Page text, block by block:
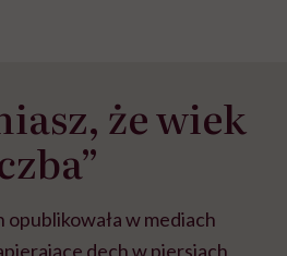
że wiek
w mediach
dech w piersiach